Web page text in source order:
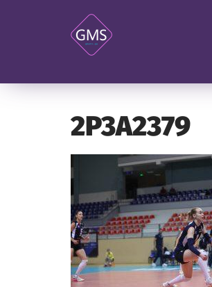
2P3A2379